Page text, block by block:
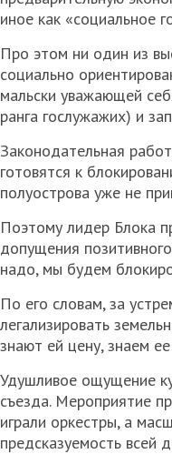
иное как «социальное
Про этом ни один из
социально
мальски уважающей
ранга гослужажих) и
Законодательная
готовятся к
полуострова уже не
Поэтому лидер Блока
допущения
надо, мы будем
По его словам, за
легализировать
знают ей цену, знаем
Удушливое ощущение
съезда. Мероприятие
играли оркестры, а
предсказуемость всей